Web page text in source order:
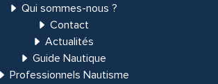
Qui sommes-nous ?
Contact
Actualités
Guide Nautique
Professionnels Nautisme